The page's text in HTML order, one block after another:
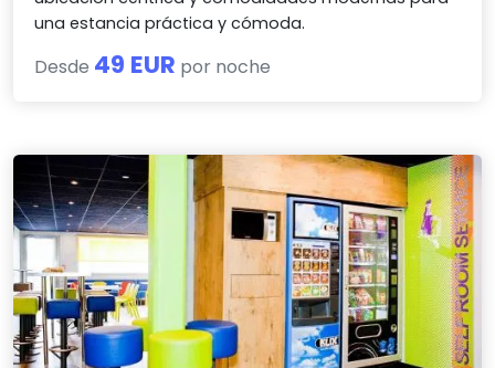
una estancia práctica y cómoda.
Desde 49 EUR por noche